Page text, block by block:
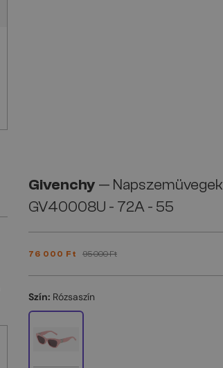
Givenchy — Napszemüvegek
GV40008U - 72A - 55
76 000 Ft 95 000 Ft
Szín: Rózsaszín